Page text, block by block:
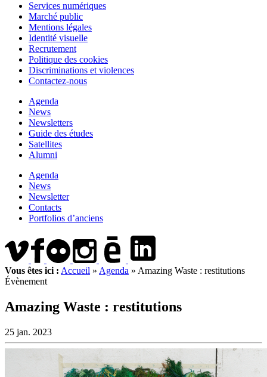
Services numériques
Marché public
Mentions légales
Identité visuelle
Recrutement
Politique des cookies
Discriminations et violences
Contactez-nous
Agenda
News
Newsletters
Guide des études
Satellites
Alumni
Agenda
News
Newsletter
Contacts
Portfolios d’anciens
Vous êtes ici : Accueil » Agenda » Amazing Waste : restitutions
Évènement
Amazing Waste : restitutions
25 jan. 2023